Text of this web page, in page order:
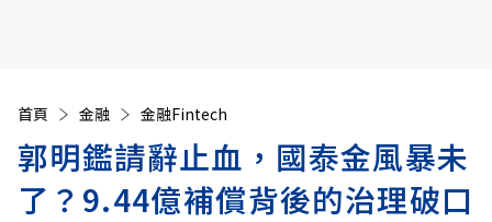
首頁 金融 金融Fintech
郭明鑑請辭止血，國泰金風暴未
了？9.44億補償背後的治理破口